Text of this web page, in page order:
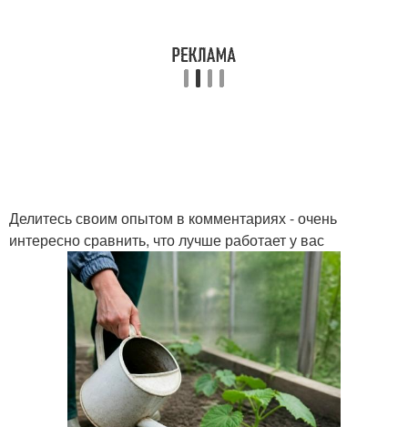
Делитесь своим опытом в комментариях - очень
интересно сравнить, что лучше работает у вас